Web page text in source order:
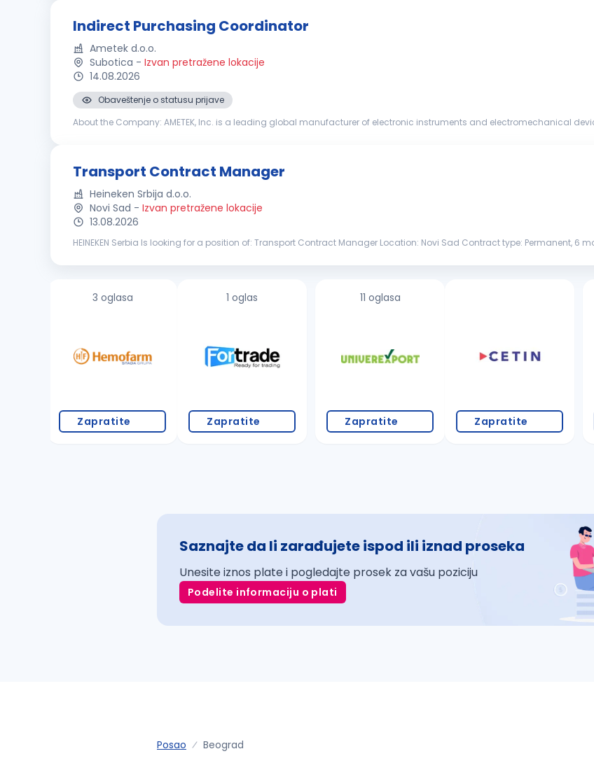
Indirect Purchasing Coordinator
Ametek d.o.o.
Subotica - Izvan pretražene lokacije
14.08.2026
Obaveštenje o statusu prijave
About the Company: AMETEK, Inc. is a leading global manufacturer of electronic instruments and electromechanical
Transport Contract Manager
Heineken Srbija d.o.o.
Novi Sad - Izvan pretražene lokacije
13.08.2026
HEINEKEN Serbia Is looking for a position of: Transport Contract Manager Location: Novi Sad Contract type: Permanent, 6
3 oglasa
Zapratite
1 oglas
Zapratite
11 oglasa
Zapratite Zapratite
Saznajte da li zarađujete ispod ili iznad proseka
Unesite iznos plate i pogledajte prosek za vašu poziciju
Podelite informaciju o plati
Posao Beograd